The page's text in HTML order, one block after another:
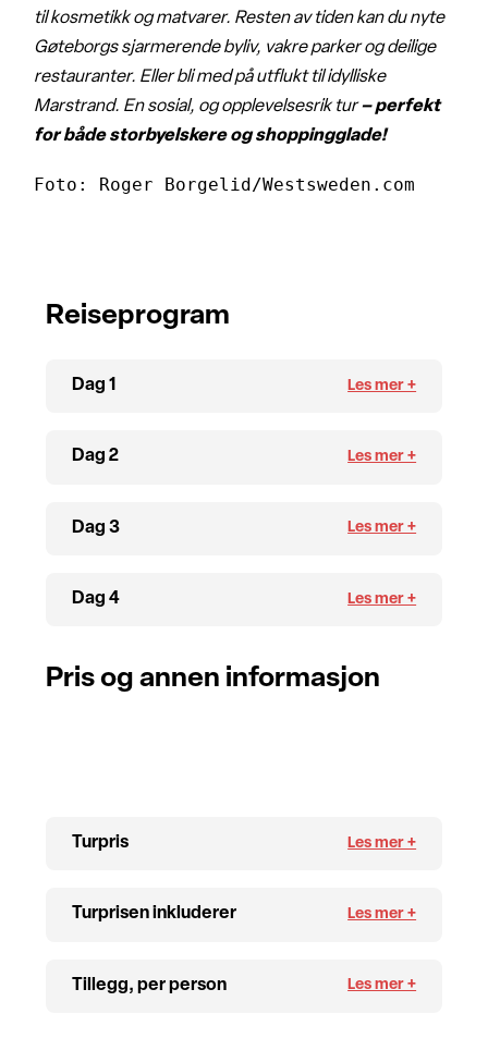
til kosmetikk og matvarer. Resten av tiden kan du nyte
Gøteborgs sjarmerende byliv, vakre parker og deilige
restauranter. Eller bli med på utflukt til idylliske
Marstrand. En sosial, og opplevelsesrik tur– perfekt
for både storbyelskere og shoppingglade!
Foto: Roger Borgelid/Westsweden.com
Reiseprogram
Dag 1
Dag 2
Dag 3
Dag 4
Pris og annen informasjon
Turpris
Turprisen inkluderer
Tillegg, per person